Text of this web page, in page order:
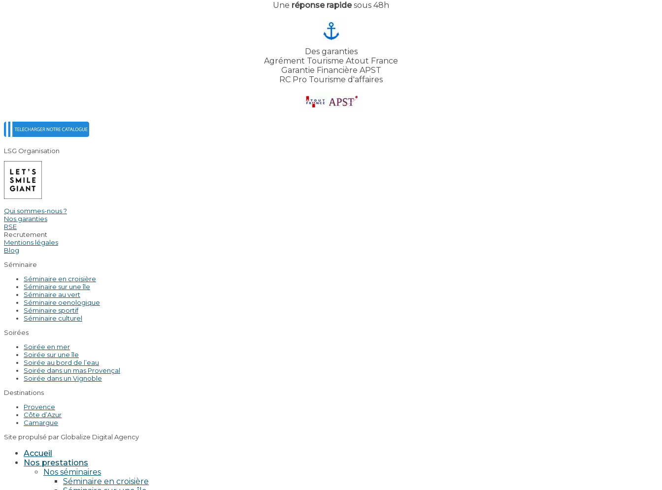
Une réponse rapidesous 48h
Des garanties
Agrément Tourisme Atout France
Garantie Financière APST
RC Pro Tourisme d'affaires
LSG Organisation
Qui sommes-nous ?
Nos garanties
RSE
Recrutement
Mentions légales
Blog
Séminaire
Séminaire en croisière
Séminaire sur une île
Séminaire au vert
Séminaire oenologique
Séminaire sportif
Séminaire culturel
Soirées
Soirée en mer
Soirée sur une île
Soirée au bord de l’eau
Soirée dans un mas Provençal
Soirée dans un Vignoble
Destinations
Provence
Côte d’Azur
Camargue
Site propulsé par Globalize Digital Agency
Accueil
Nos prestations
Nos séminaires
Séminaire en croisière